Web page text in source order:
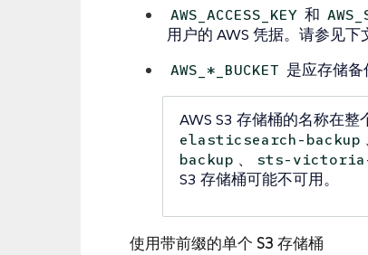
AWS_ACCESS_KEY 和
用户的 AWS 凭据。请参见下
AWS_*_BUCKET 是应存储备
AWS S3 存储桶的名称在
elasticsearch-backup
backup 、 sts-victoria-
S3 存储桶可能不可用。
使用带前缀的单个 S3 存储桶